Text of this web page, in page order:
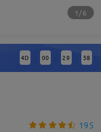
1/6
4D : 00 : 29 : 57
195